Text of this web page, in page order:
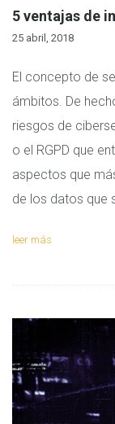
5 ventajas de
25 abril, 2018
El concepto de
ámbitos. De
riesgos de
o el RGPD que
aspectos que
de los datos que
leer más